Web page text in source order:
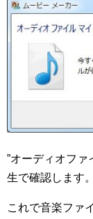
”オーディオフ
生で確認します。
これで音楽ファ